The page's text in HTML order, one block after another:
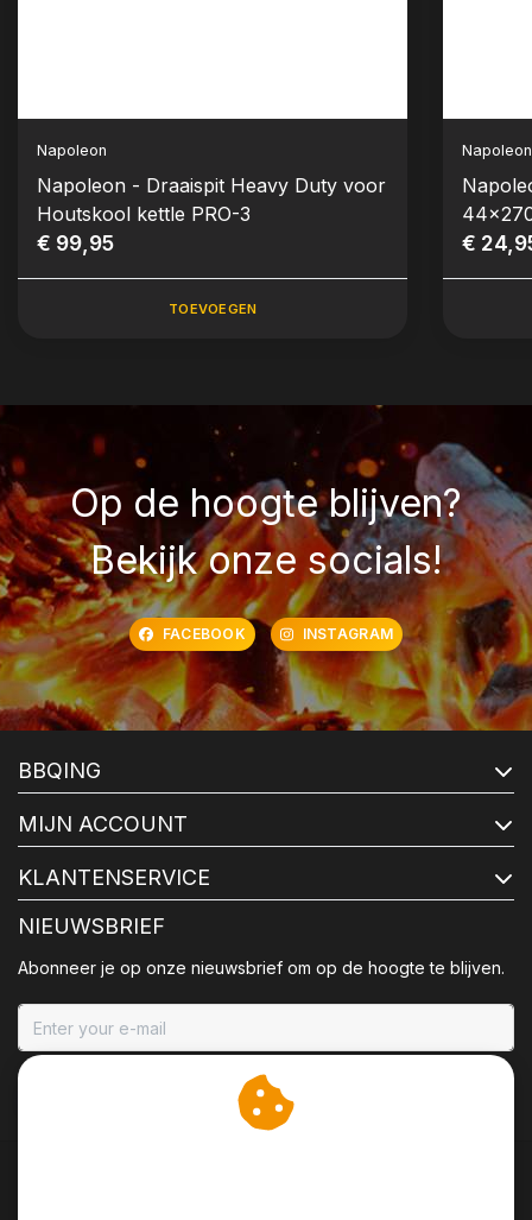
Napoleon
Napoleon - Draaispit Heavy Duty voor
Houtskool kettle PRO-3
€ 99,95
TOEVOEGEN
Napoleon
€
Op de hoogte blijven?
Bekijk onze socials!
FACEBOOK INSTAGRAM
BBQING
MIJN ACCOUNT
KLANTENSERVICE
NIEUWSBRIEF
Abonneer je op onze nieuwsbrief om op de hoogte te blijven.